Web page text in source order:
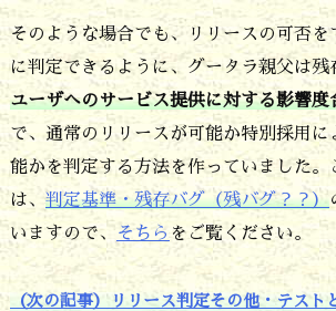
ビ
ス
提
供
へ
の
そのような場合でも、リリースの可否を
に判定できるように、グータラ親父は残
ユーザへのサービス提供に対する影響度
で、通常のリリースが可能か特別採用に
能かを判定する方法を作っていました。
は、判定基準・残存バグ（残バグ？？）
いますので、そちら をご覧ください。
（次の記事）リリース判定その他・テスト